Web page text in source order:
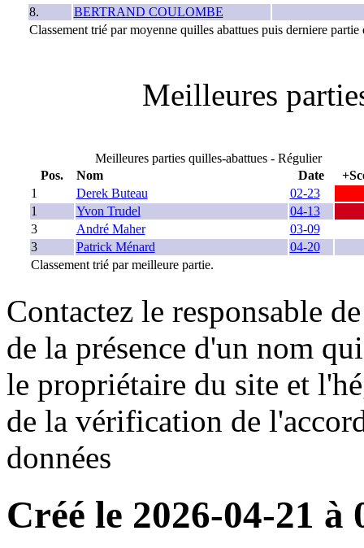
8.
BERTRAND COULOMBE
Classement trié par moyenne quilles abattues puis derniere
Meilleures
Meilleures parties quilles-abattues - Régulier
Pos.
Nom Date
1
Derek Buteau
02-23
1
Yvon Trudel
04-13
3
André Maher
03-09
3
Patrick Ménard
04-20
Classement trié par meilleure partie.
Contactez le responsable
de la présence d'un nom
le propriétaire du site et
de la vérification de
données
Créé le 2026-04-21